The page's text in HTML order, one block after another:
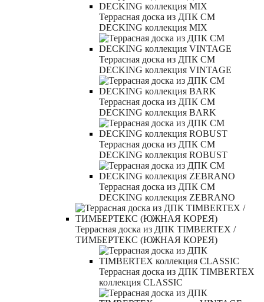
Террасная доска из ДПК CM
DECKING коллекция MIX
Террасная доска из ДПК CM
DECKING коллекция VINTAGE
Террасная доска из ДПК CM
DECKING коллекция BARK
Террасная доска из ДПК CM
DECKING коллекция ROBUST
Террасная доска из ДПК CM
DECKING коллекция ZEBRANO
Террасная доска из ДПК TIMBERTEX /
ТИМБЕРТЕКС (ЮЖНАЯ КОРЕЯ)
Террасная доска из ДПК TIMBERTEX
коллекция CLASSIC